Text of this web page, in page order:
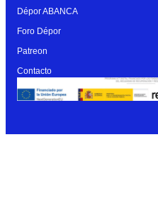
Dépor ABANCA
Foro Dépor
Patreon
Contacto